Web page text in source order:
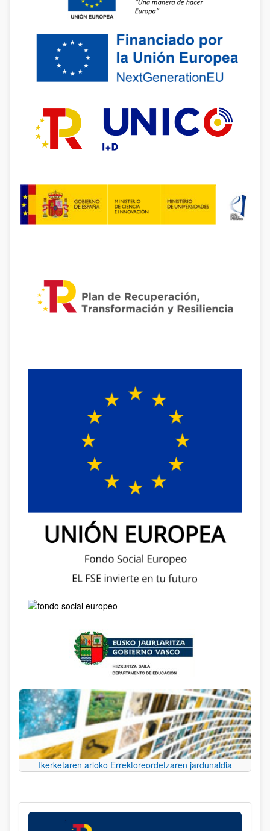
Ikerketaren arloko Errektoreordetzaren jardunaldia